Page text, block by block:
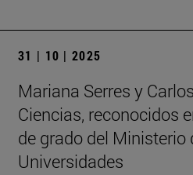
31 | 10 | 2025
Mariana Serres y
Ciencias, reconocidos
de grado del Ministerio
Universidades